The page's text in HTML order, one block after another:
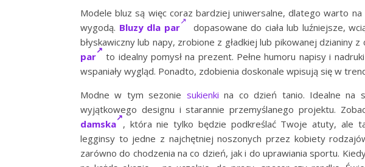
Modele bluz są więc coraz bardziej uniwersalne, dlatego warto
wygodą. Bluzy dla par
dopasowane do ciała lub luźniejsze,
błyskawiczny lub napy, zrobione z gładkiej lub pikowanej dzianiny
par
to idealny pomysł na prezent. Pełne humoru napisy i
wspaniały wygląd. Ponadto, zdobienia doskonale wpisują się w
Modne w tym sezonie sukienki na co dzień tanio. Idealne na
wyjątkowego designu i starannie przemyślanego projektu.
damska , która nie tylko będzie podkreślać Twoje atuty, ale
legginsy to jedne z najchętniej noszonych przez kobiety
zarówno do chodzenia na co dzień, jak i do uprawiania sportu.